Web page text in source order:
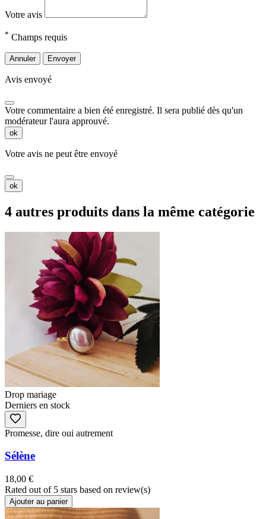
Votre avis
* Champs requis
Annuler Envoyer
Avis envoyé
Votre commentaire a bien été enregistré. Il sera publié dès qu'un
modérateur l'aura approuvé.
ok
Votre avis ne peut être envoyé
ok
4 autres produits dans la même catégorie
Drop mariage
Derniers en stock
Promesse, dire oui autrement
Sélène
18,00 €
Rated out of 5 stars based on review(s)
Ajouter au panier